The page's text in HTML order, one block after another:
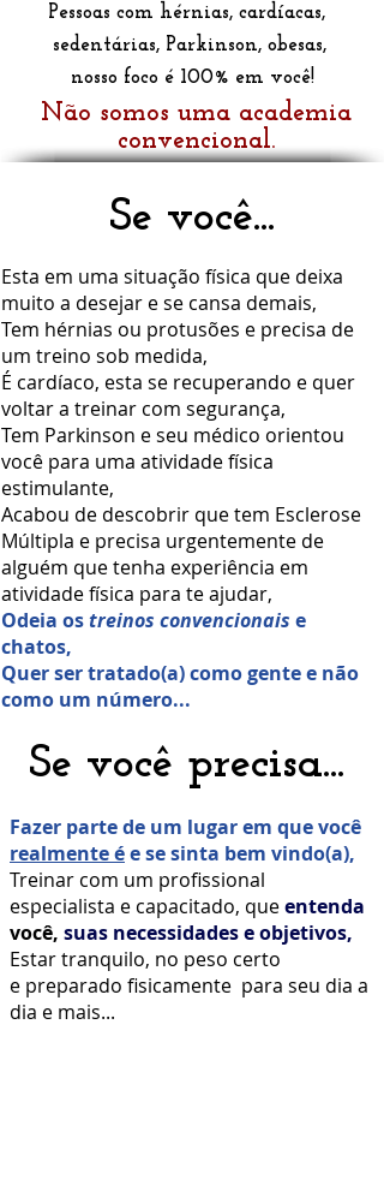
Pessoas com hérnias, cardíacas,
sedentárias, Parkinson, obesas,
nosso foco é 100% em você!
Se você...
Esta em uma situação física que deixa
muito a desejar e se cansa demais,
Tem hérnias ou protusões e precisa de
um treino sob medida,
É cardíaco, esta se recuperando e quer
voltar a treinar com segurança,
Tem Parkinson e seu médico orientou
você para uma atividade física
estimulante,
Acabou de descobrir que tem Esclerose
Múltipla e precisa urgentemente de
alguém que tenha experiência em
atividade física para te ajudar,
Odeia ostreinos convencionais e
chatos,
Quer ser tratado(a) como gente e não
como um número...
Se você precisa...
Fazer parte de um lugar em que você
realmente ée se sinta bem vindo(a),
Treinar com um profissional
especialista e capacitado, queentenda
você, suas necessidades e objetivos,
Estar tranquilo, no peso certo
e preparado fisicamente para seu dia a
dia e mais...
Não somos uma academia
convencional.